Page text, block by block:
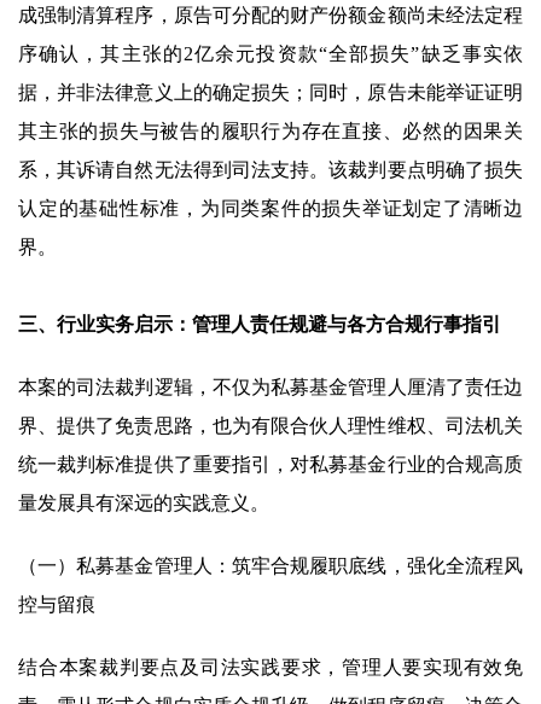
成强制清算程序，原告可分配的财产份额金额尚未经法定程
序确认，其主张的2亿余元投资款“全部损失”缺乏事实依
据，并非法律意义上的确定损失；同时，原告未能举证证明
其主张的损失与被告的履职行为存在直接、必然的因果关
系，其诉请自然无法得到司法支持。该裁判要点明确了损失
认定的基础性标准，为同类案件的损失举证划定了清晰边
界。
三、行业实务启示：管理人责任规避与各方合规行事指引
本案的司法裁判逻辑，不仅为私募基金管理人厘清了责任边
界、提供了免责思路，也为有限合伙人理性维权、司法机关
统一裁判标准提供了重要指引，对私募基金行业的合规高质
量发展具有深远的实践意义。
（一）私募基金管理人：筑牢合规履职底线，强化全流程风
控与留痕
结合本案裁判要点及司法实践要求，管理人要实现有效免